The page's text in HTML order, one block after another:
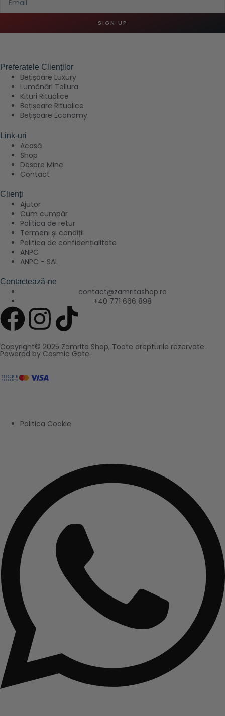
SIGN UP
Preferatele Clienților
Bețișoare Luxury
Lumânări Tellura
Kituri Ritualice
Bețișoare Ritualice
Bețișoare Economy
Link-uri
Acasă
Shop
Despre Mine
Contact
Clienți
Ajutor
Cum cumpăr
Politica de retur
Termeni și condiții
Politica de confidențialitate
ANPC
ANPC - SAL
Contactează-ne
contact@zamritashop.ro
+40 771 666 898
Copyright© 2025 Zamrita Shop, Toate drepturile rezervate.
Powered by Cosmic Gate.
Politica Cookie